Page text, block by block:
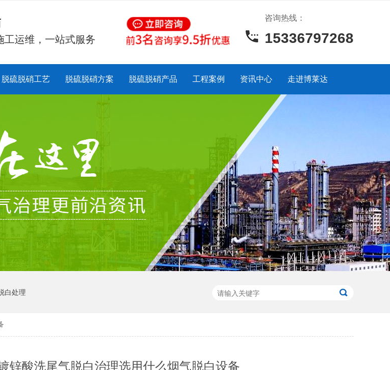
工运维，一站式服务
咨询热线：
15336797268
脱硫脱硝工艺 脱硫脱硝方案 脱硫脱硝产品 工程案例 资讯中心 走进博莱达
白处理
锌酸洗尾气脱白治理选用什么烟气脱白设备